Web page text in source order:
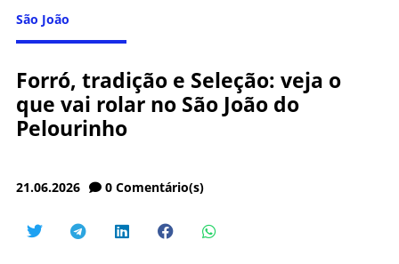
São João
Forró, tradição e Seleção: veja o
que vai rolar no São João do
Pelourinho
21.06.2026 0 Comentário(s)